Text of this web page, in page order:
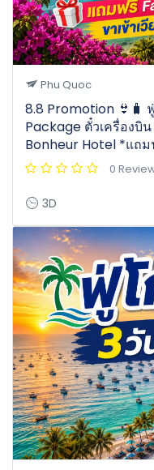
Phu Quoc
8.8 Promotion 👙🧳
Package ตั๋วเครื่องบิ
Bonheur Hotel *แถ
0
3D